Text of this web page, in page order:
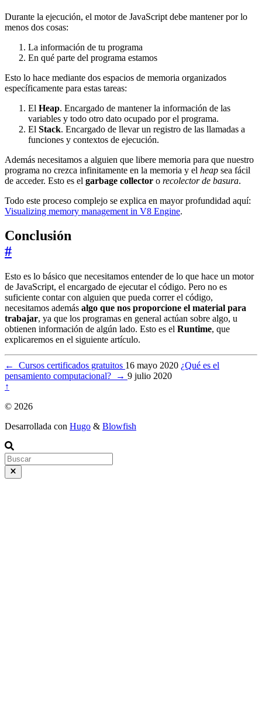
Durante la ejecución, el motor de JavaScript debe mantener por lo
menos dos cosas:
La información de tu programa
En qué parte del programa estamos
Esto lo hace mediante dos espacios de memoria organizados
específicamente para estas tareas:
El Heap. Encargado de mantener la información de las
variables y todo otro dato ocupado por el programa.
El Stack. Encargado de llevar un registro de las llamadas a
funciones y contextos de ejecución.
Además necesitamos a alguien que libere memoria para que nuestro
programa no crezca infinitamente en la memoria y el heap sea fácil
de acceder. Esto es el garbage collector o recolector de basura.
Todo este proceso complejo se explica en mayor profundidad aquí:
Visualizing memory management in V8 Engine.
Conclusión
#
Esto es lo básico que necesitamos entender de lo que hace un motor
de JavaScript, el encargado de ejecutar el código. Pero no es
suficiente contar con alguien que pueda correr el código,
necesitamos además algo que nos proporcione el material para
trabajar, ya que los programas en general actúan sobre algo, u
obtienen información de algún lado. Esto es el Runtime, que
explicaremos en el siguiente artículo.
← Cursos certificados gratuitos 16 mayo 2020 ¿Qué es el
pensamiento computacional?
→ 9 julio 2020
↑
© 2026
Desarrollada con Hugo & Blowfish